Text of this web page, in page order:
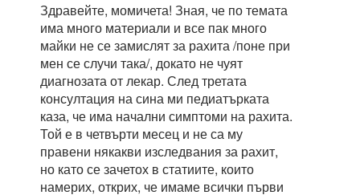
Здравейте, момичета! Зная, че по темата
има много материали и все пак много
майки не се замислят за рахита /поне при
мен се случи така/, докато не чуят
диагнозата от лекар. След третата
консултация на сина ми педиатърката
каза, че има начални симптоми на рахита.
Той е в четвърти месец и не са му
правени някакви изследвания за рахит,
но като се зачетох в статиите, които
намерих, открих, че имаме всички първи